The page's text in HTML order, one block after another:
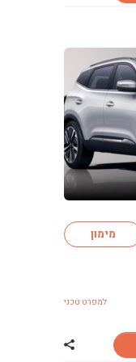
מימון
למפרט טכני
שתף רכב צ'רי TIGGO 4 HEV